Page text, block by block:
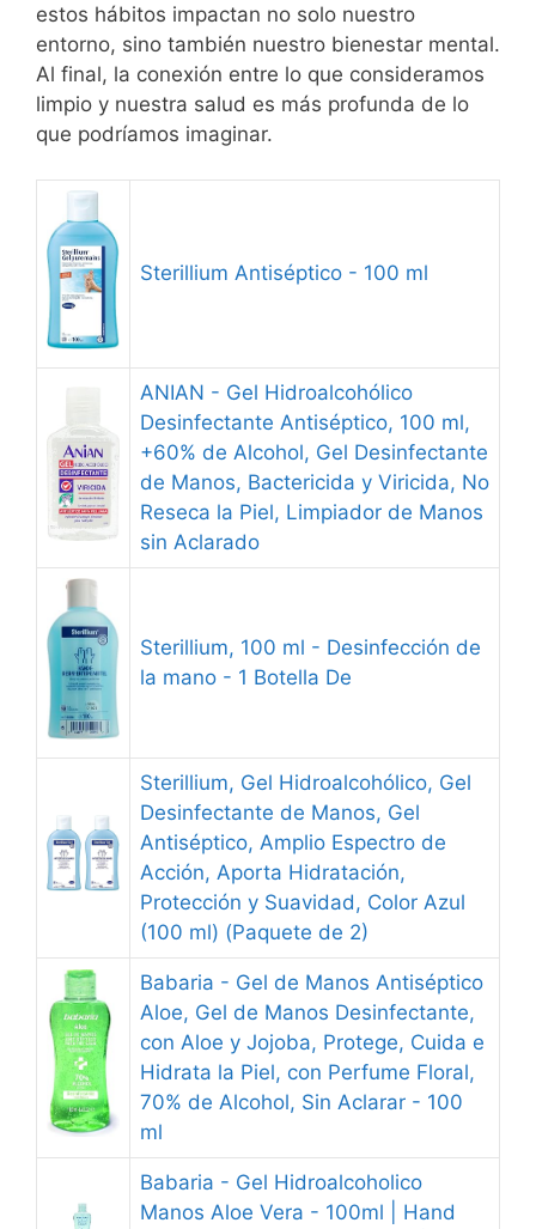
estos hábitos impactan no solo nuestro
entorno, sino también nuestro bienestar mental.
Al final, la conexión entre lo que consideramos
limpio y nuestra salud es más profunda de lo
que podríamos imaginar.
Sterillium Antiséptico - 100 ml
ANIAN - Gel Hidroalcohólico
Desinfectante Antiséptico, 100 ml,
+60% de Alcohol, Gel Desinfectante
de Manos, Bactericida y Viricida, No
Reseca la Piel, Limpiador de Manos
sin Aclarado
Sterillium, 100 ml - Desinfección de
la mano - 1 Botella De
Sterillium, Gel Hidroalcohólico, Gel
Desinfectante de Manos, Gel
Antiséptico, Amplio Espectro de
Acción, Aporta Hidratación,
Protección y Suavidad, Color Azul
(100 ml) (Paquete de 2)
Babaria - Gel de Manos Antiséptico
Aloe, Gel de Manos Desinfectante,
con Aloe y Jojoba, Protege, Cuida e
Hidrata la Piel, con Perfume Floral,
70% de Alcohol, Sin Aclarar - 100
ml
Babaria - Gel Hidroalcoholico
Manos Aloe Vera - 100ml | Hand